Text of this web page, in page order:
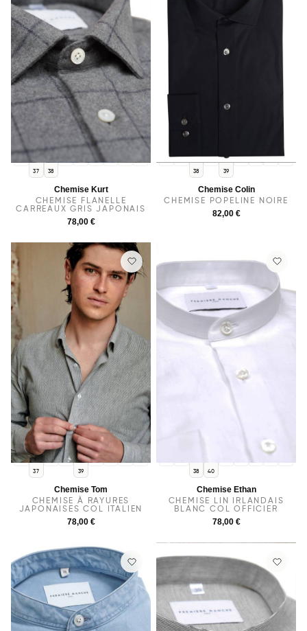
37 38
Chemise Kurt
CHEMISE FLANELLE
CARREAUX GRIS JAPONAIS
78,00 €
38 39
Chemise Colin
CHEMISE POPELINE NOIRE
82,00 €
36
37
38 40
39
41 43
Chemise Tom
CHEMISE À RAYURES
JAPONAISES COL ITALIEN
78,00 €
38 40
Chemise Ethan
CHEMISE LIN IRLANDAIS
BLANC COL OFFICIER
78,00 €